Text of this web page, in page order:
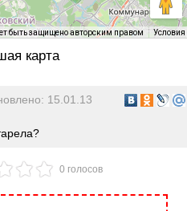
быть защищено авторским правом Условия
15.01.13
0 голосов